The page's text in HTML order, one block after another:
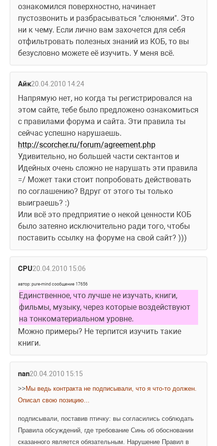
ознакомился поверхностно, начинает
пустозвонить и разбрасываться "слюнями". Это
ни к чему. Если лично вам захочется для себя
отфильтровать полезных знаний из КОБ, то вы
безусловно можете её изучить. У меня всё.
Айк20.04.2010 14:24
Напрямую нет, но когда ты регистрировался на
этом сайте, тебе было предложено ознакомиться
с правилами форума и сайта. Эти правила ты
сейчас успешно нарушаешь.
http://scorcher.ru/forum/agreement.php
Удивительно, но большей части сектантов и
Идейных очень сложно не нарушать эти правила
=/ Может таки стоит попробовать действовать
по соглашению? Вдруг от этого ты только
выиграешь? :)
Или всё это предприятие о некой ценности КОБ
было затеяно исключительно ради того, чтобы
поставить ссылку на форуме на свой сайт? )))
CPU20.04.2010 15:06
автор: pure-mind сообщение 17656
Единственное, что лучше не изучать, книги,
фильмы, музыку, через которые воздействуют
на тонкоматериальном уровне.
Можно примеры? Не терпится изучить такие
книги.
nan20.04.2010 15:15
>> Мы ведь контракта не подписывали, что я что-то должен.
Описал свою позицию...
подписывали, поставив птичку: вы согласились соблюдать
Правила обсуждений, где требование Синь об обосновании
сказанного является обязательным. Нарушение Правил в